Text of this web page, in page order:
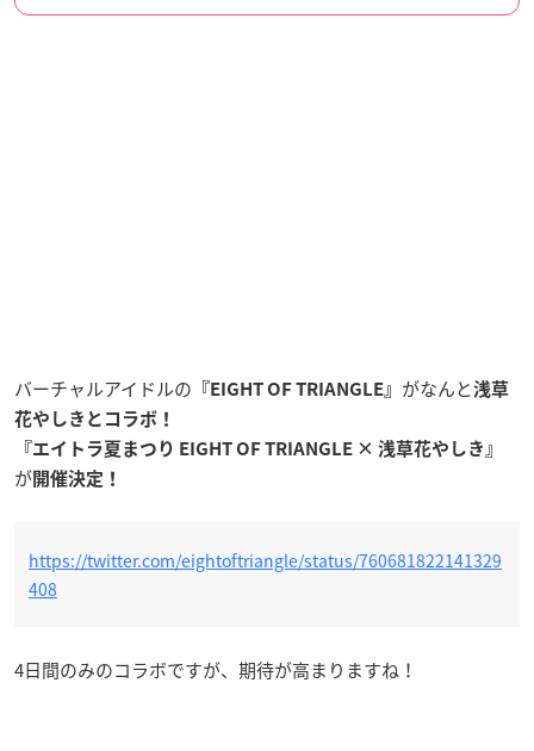
バーチャルアイドルの 『EIGHT OF TRIANGLE』 がなんと浅草
花やしきとコラボ！
『エイトラ夏まつり EIGHT OF TRIANGLE × 浅草花やしき』
が 開催決定！
https://twitter.com/eightoftriangle/status/760681822141329
408
4日間のみのコラボですが、期待が高まりますね！